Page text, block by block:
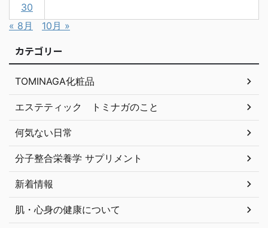
30
« 8月
10月 »
カテゴリー
TOMINAGA化粧品
エステティック トミナガのこと
何気ない日常
分子整合栄養学 サプリメント
新着情報
肌・心身の健康について